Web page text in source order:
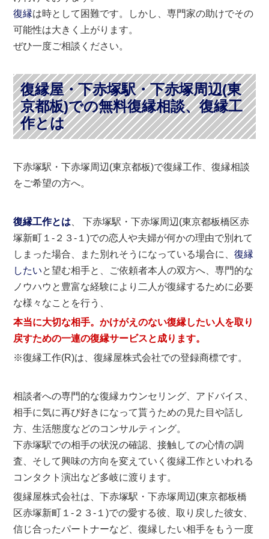
復縁は時として困難です。しかし、専門家の助けでその
可能性は大きく上がります。
ぜひ一度ご相談ください。
復縁屋・下赤塚駅・下赤塚周辺(東
京都板)での無料復縁相談、復縁工
作とは
下赤塚駅・下赤塚周辺(東京都板)で復縁工作、復縁相談
をご希望の方へ。
復縁工作とは 、 下赤塚駅・下赤塚周辺(東京都板橋区赤
塚新町１-２３-１)での恋人や夫婦が何かの理由で別れて
しまった場合、また別れそうになっている場合に、復縁
したいと望む相手と、ご依頼者本人の双方へ、専門的な
ノウハウと豊富な経験により二人が復縁するために必要
な様々なことを行う、
本当に大切な相手。かけがえのない復縁したい人を取り
戻すための一連の復縁サービスと成ります。
※復縁工作(R)は、復縁屋株式会社での登録商標です。
相談者への専門的な復縁カウンセリング、アドバイス、
相手に気に再び好きになって貰うための見た目や話し
方、生活態度などのコンサルティング。
下赤塚駅での相手の状況の確認、接触しての心情の調
査、そして興味の方向を変えていく復縁工作といわれる
コンタクト演出など多岐に渡ります。
復縁屋株式会社は、下赤塚駅・下赤塚周辺(東京都板橋
区赤塚新町１-２３-１)での愛する彼、取り戻した彼女、
信じ合ったパートナーなど、復縁したい相手をもう一度